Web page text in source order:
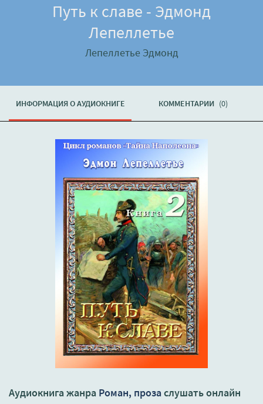
Путь к славе - Эдмонд
Лепеллетье
Лепеллетье Эдмонд
ИНФОРМАЦИЯ О АУДИОКНИГЕ КОММЕНТАРИИ (0)
Аудиокнига жанра Роман, прозаслушать онлайн